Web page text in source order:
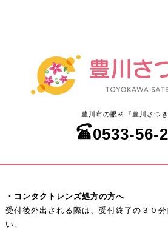
豊川市の眼科『豊川さつき
0533-56-
・コンタクトレンズ処方の方へ
受付後外出される際は、受付終了の３０
い。